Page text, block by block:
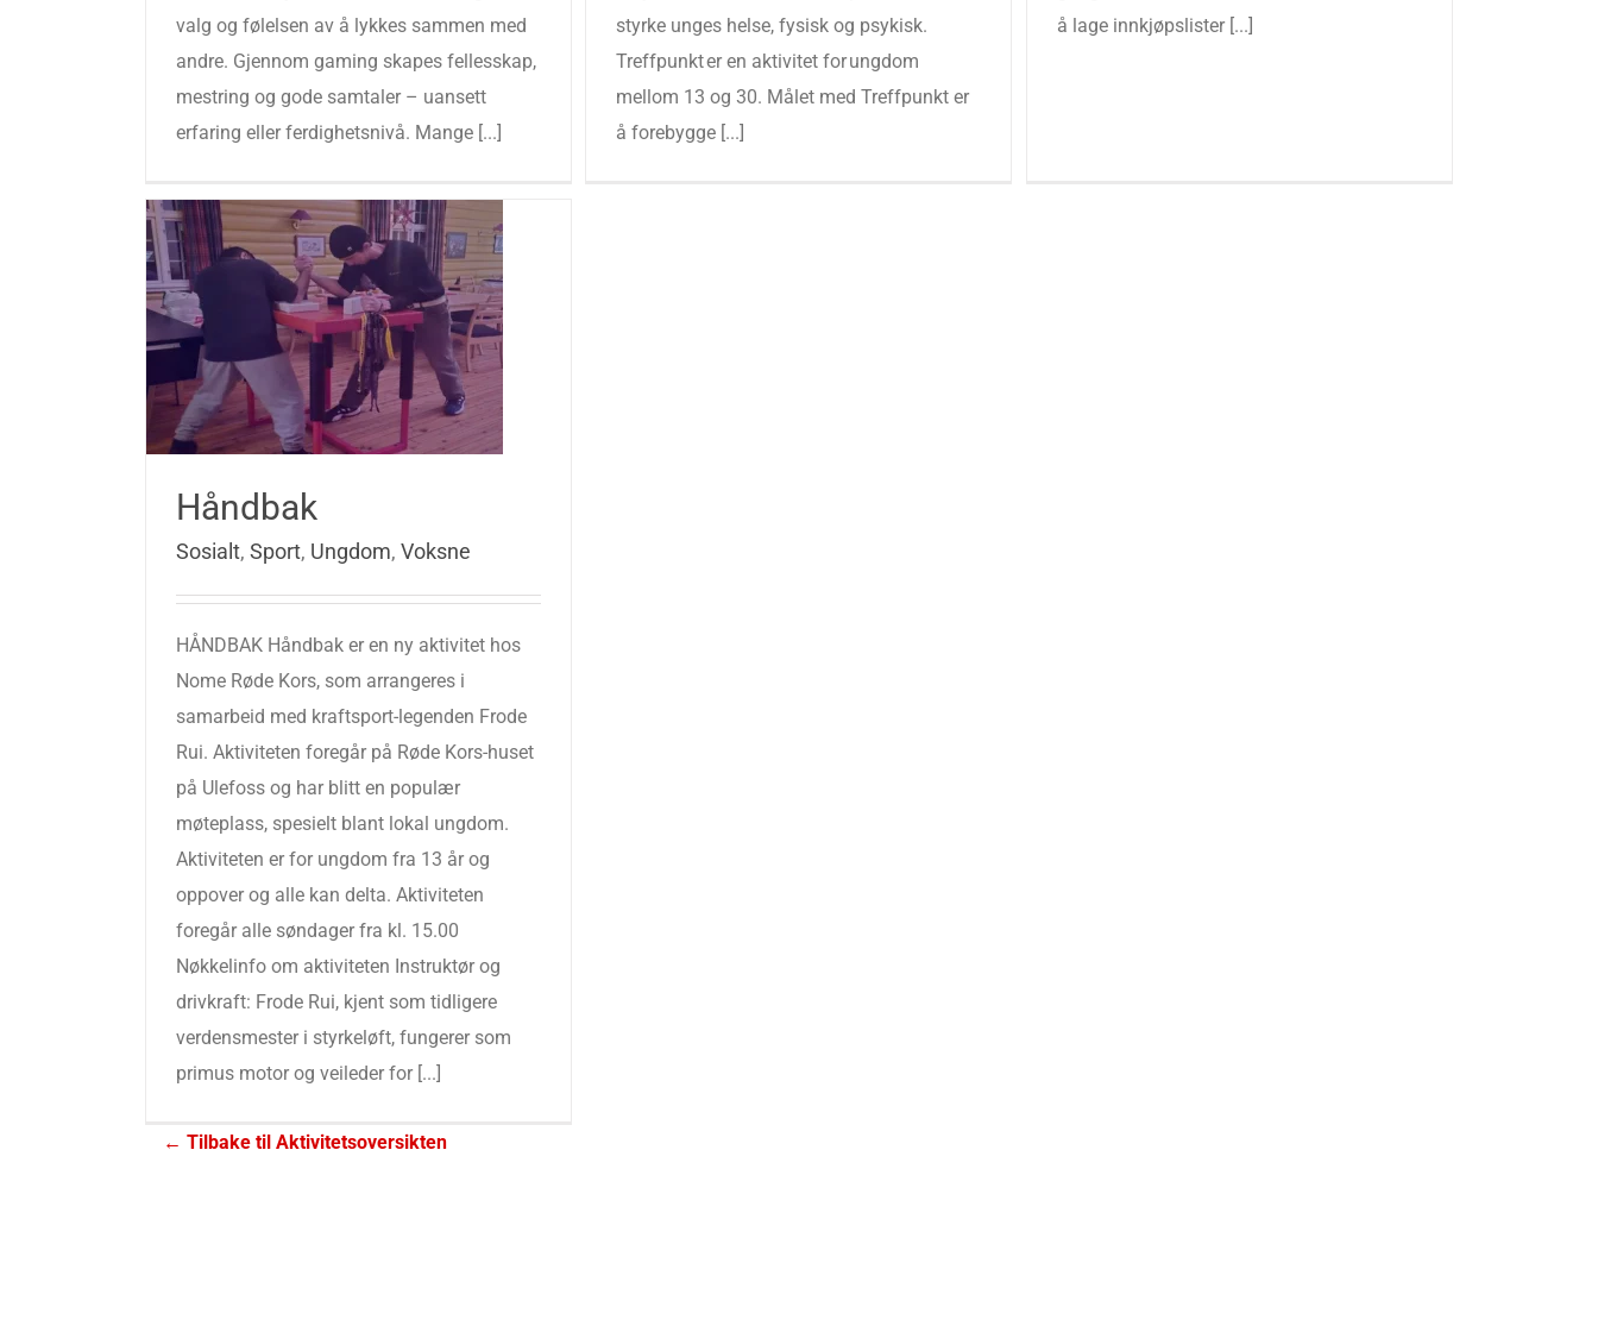
valg og følelsen av å lykkes sammen med
andre. Gjennom gaming skapes fellesskap,
mestring og gode samtaler – uansett
erfaring eller ferdighetsnivå. Mange [...]
styrke unges helse, fysisk og psykisk.
Treffpunkt er en aktivitet for ungdom
mellom 13 og 30. Målet med Treffpunkt er
å forebygge [...]
å lage innkjøpslister [...]
Håndbak
Sosialt, Sport, Ungdom, Voksne
HÅNDBAK Håndbak er en ny aktivitet hos
Nome Røde Kors, som arrangeres i
samarbeid med kraftsport-legenden Frode
Rui. Aktiviteten foregår på Røde Kors-huset
på Ulefoss og har blitt en populær
møteplass, spesielt blant lokal ungdom.
Aktiviteten er for ungdom fra 13 år og
oppover og alle kan delta. Aktiviteten
foregår alle søndager fra kl. 15.00
Nøkkelinfo om aktiviteten Instruktør og
drivkraft: Frode Rui, kjent som tidligere
verdensmester i styrkeløft, fungerer som
primus motor og veileder for [...]
← Tilbake til Aktivitetsoversikten